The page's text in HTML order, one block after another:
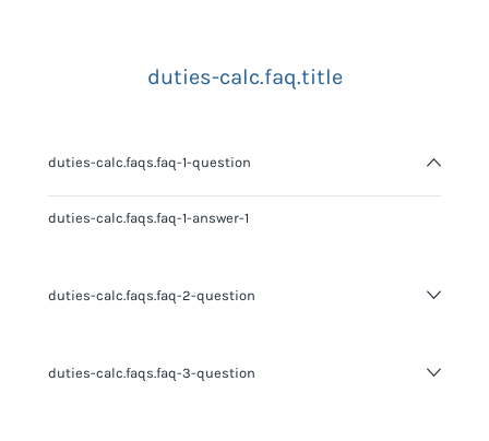
duties-calc.faq.title
duties-calc.faqs.faq-1-question
duties-calc.faqs.faq-1-answer-1
duties-calc.faqs.faq-2-question
duties-calc.faqs.faq-3-question